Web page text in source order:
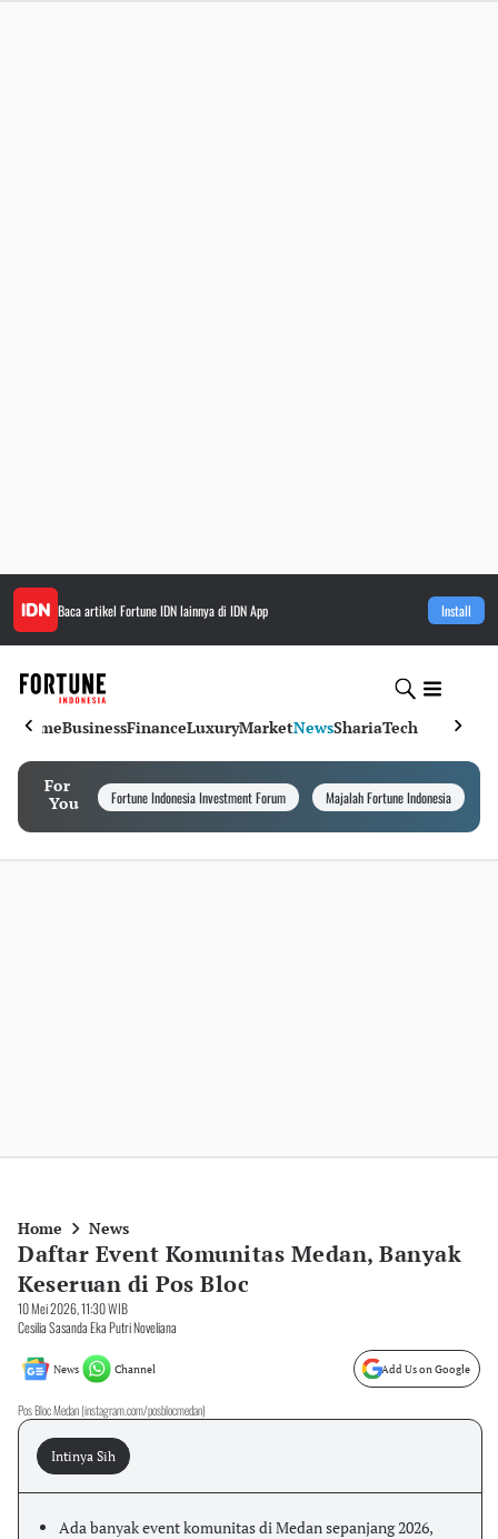
Baca artikel Fortune IDNlainnya di IDN App Install
HomeBusinessFinanceLuxuryMarketNewsShariaTech
For
You
Fortune Indonesia Investment Forum Majalah Fortune Indonesia
Home News
Daftar Event Komunitas Medan, Banyak
Keseruan di Pos Bloc
10 Mei 2026, 11:30 WIB
Cesilia Sasanda Eka Putri Noveliana
News Channel Add Us on Google
Pos Bloc Medan (instagram.com/posblocmedan)
Intinya Sih
Ada banyak event komunitas di Medan sepanjang 2026,